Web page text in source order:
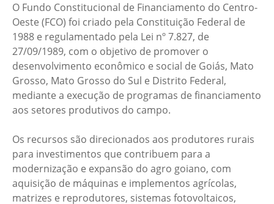
O Fundo Constitucional de Financiamento do Centro-
Oeste (FCO) foi criado pela Constituição Federal de
1988 e regulamentado pela Lei nº 7.827, de
27/09/1989, com o objetivo de promover o
desenvolvimento econômico e social de Goiás, Mato
Grosso, Mato Grosso do Sul e Distrito Federal,
mediante a execução de programas de financiamento
aos setores produtivos do campo.
Os recursos são direcionados aos produtores rurais
para investimentos que contribuem para a
modernização e expansão do agro goiano, com
aquisição de máquinas e implementos agrícolas,
matrizes e reprodutores, sistemas fotovoltaicos,